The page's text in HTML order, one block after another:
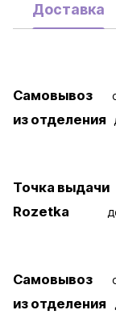
Доставка
Самовывоз
из отделения
Точка выдачи
Rozetka
Самовывоз
из отделения